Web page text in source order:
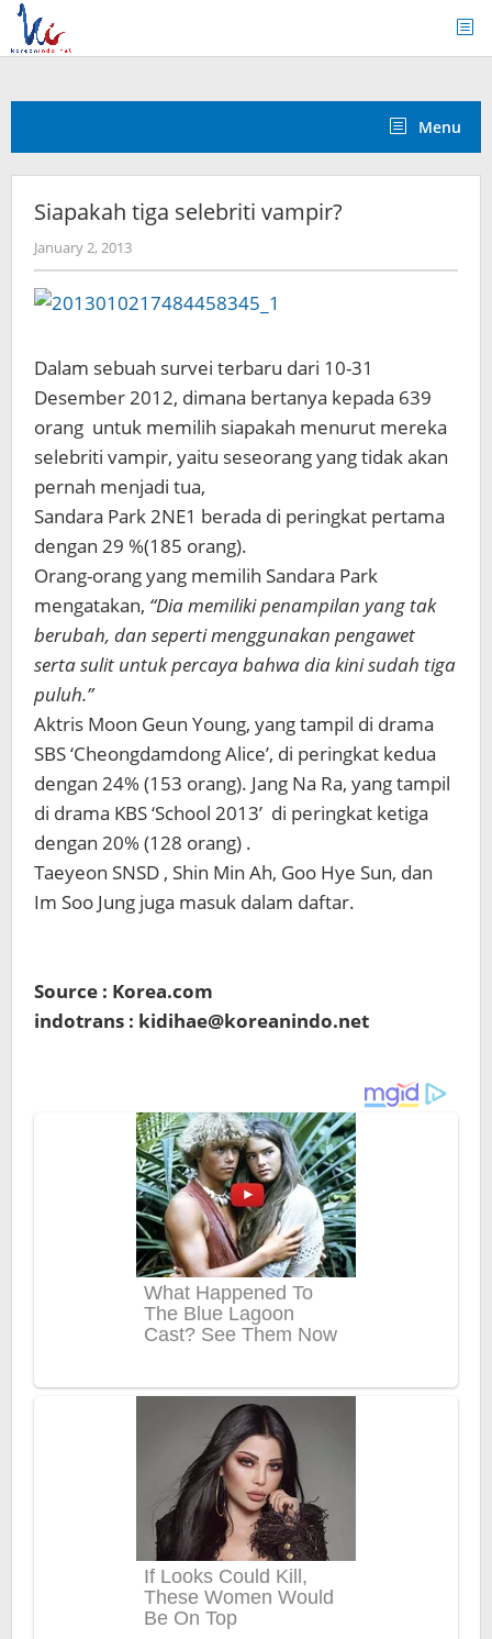
Skip
content
Menu
Siapakah tiga selebriti vampir?
January 2, 2013by
Koreanindo
Dalam sebuah survei terbaru dari 10-31
Desember 2012, dimana bertanya kepada 639
orang untuk memilih siapakah menurut mereka
selebriti vampir, yaitu seseorang yang tidak akan
pernah menjadi tua,
Sandara Park 2NE1 berada di peringkat pertama
dengan 29 %(185 orang).
Orang-orang yang memilih Sandara Park
mengatakan, “Dia memiliki penampilan yang tak
berubah, dan seperti menggunakan pengawet
serta sulit untuk percaya bahwa dia kini sudah tiga
puluh.”
Aktris Moon Geun Young, yang tampil di drama
SBS ‘Cheongdamdong Alice’, di peringkat kedua
dengan 24% (153 orang). Jang Na Ra, yang tampil
di drama KBS ‘School 2013’ di peringkat ketiga
dengan 20% (128 orang) .
Taeyeon SNSD , Shin Min Ah, Goo Hye Sun, dan
Im Soo Jung juga masuk dalam daftar.
Source : Korea.com
indotrans : kidihae@koreanindo.net